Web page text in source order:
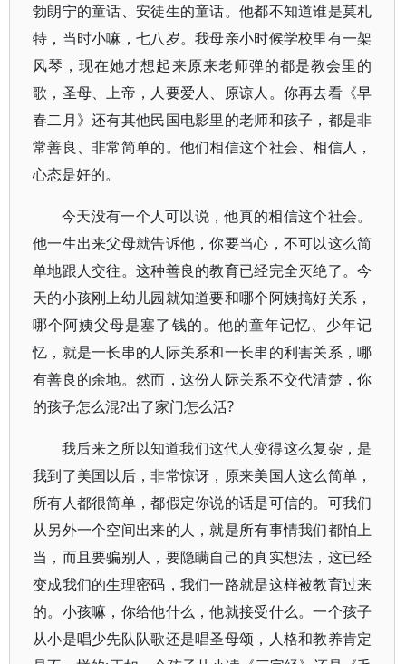
勃朗宁的童话、安徒生的童话。他都不知道谁是莫札
特，当时小嘛，七八岁。我母亲小时候学校里有一架
风琴，现在她才想起来原来老师弹的都是教会里的
歌，圣母、上帝，人要爱人、原谅人。你再去看《早
春二月》还有其他民国电影里的老师和孩子，都是非
常善良、非常简单的。他们相信这个社会、相信人，
心态是好的。
今天没有一个人可以说，他真的相信这个社会。
他一生出来父母就告诉他，你要当心，不可以这么简
单地跟人交往。这种善良的教育已经完全灭绝了。今
天的小孩刚上幼儿园就知道要和哪个阿姨搞好关系，
哪个阿姨父母是塞了钱的。他的童年记忆、少年记
忆，就是一长串的人际关系和一长串的利害关系，哪
有善良的余地。然而，这份人际关系不交代清楚，你
的孩子怎么混?出了家门怎么活?
我后来之所以知道我们这代人变得这么复杂，是
我到了美国以后，非常惊讶，原来美国人这么简单，
所有人都很简单，都假定你说的话是可信的。可我们
从另外一个空间出来的人，就是所有事情我们都怕上
当，而且要骗别人，要隐瞒自己的真实想法，这已经
变成我们的生理密码，我们一路就是这样被教育过来
的。小孩嘛，你给他什么，他就接受什么。一个孩子
从小是唱少先队队歌还是唱圣母颂，人格和教养肯定